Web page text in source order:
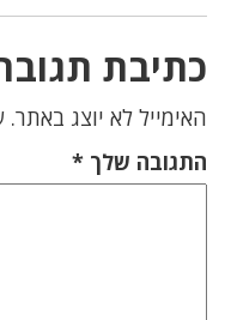
כתיבת
האימייל לא יוצג באתר.
התגובה שלך *